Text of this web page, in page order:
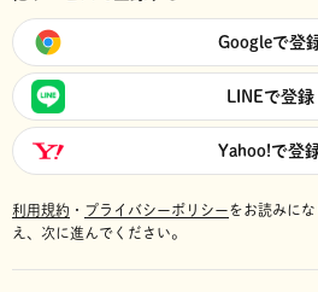
Googleで登
LINEで登録
Yahoo!で登
利用規約 ・ プライバシーポリシーをお読みにな
え、次に進んでください。